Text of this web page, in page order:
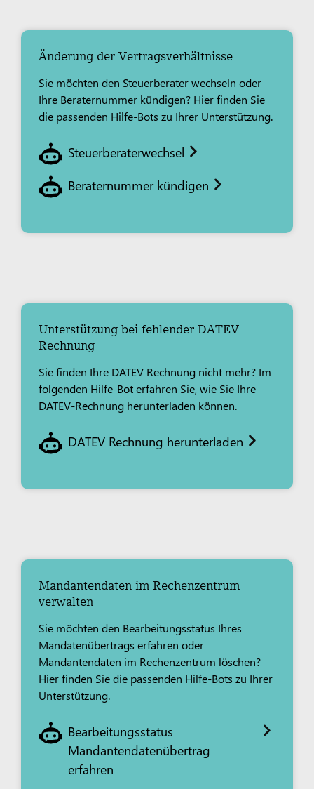
Änderung der Vertragsverhältnisse
Sie möchten den Steuerberater wechseln oder
Ihre Beraternummer kündigen? Hier finden Sie
die passenden Hilfe-Bots zu Ihrer Unterstützung.
Steuerberaterwechsel
Beraternummer kündigen
Unterstützung bei fehlender DATEV
Rechnung
Sie finden Ihre DATEV Rechnung nicht mehr? Im
folgenden Hilfe-Bot erfahren Sie, wie Sie Ihre
DATEV-Rechnung herunterladen können.
DATEV Rechnung herunterladen
Mandantendaten im Rechenzentrum
verwalten
Sie möchten den Bearbeitungsstatus Ihres
Mandatenübertrags erfahren oder
Mandantendaten im Rechenzentrum löschen?
Hier finden Sie die passenden Hilfe-Bots zu Ihrer
Unterstützung.
Bearbeitungsstatus
Mandantendatenübertrag
erfahren